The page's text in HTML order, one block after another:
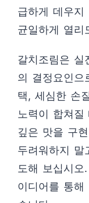
급하게 데우지
균일하게 열리
갈치조림은 실
의 결정요인으
택, 세심한 손
노력이 합쳐
깊은 맛을 구
두려워하지 말
도해 보십시
이디어를 통